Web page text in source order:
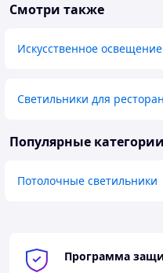
Смотри также
Искусственное
Светильники для
Популярные категории
Потолочные светильники
Программа